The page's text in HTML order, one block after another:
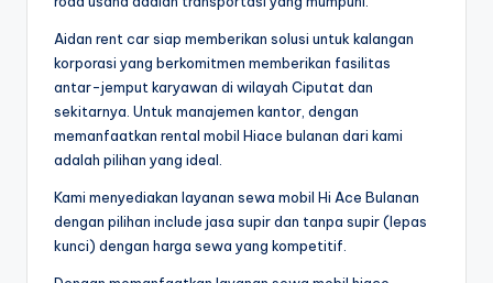
Aidan rent car siap memberikan solusi untuk kalangan
korporasi yang berkomitmen memberikan fasilitas
antar-jemput karyawan di wilayah Ciputat dan
sekitarnya. Untuk manajemen kantor, dengan
memanfaatkan rental mobil Hiace bulanan dari kami
adalah pilihan yang ideal.
Kami menyediakan layanan sewa mobil Hi Ace Bulanan
dengan pilihan include jasa supir dan tanpa supir (lepas
kunci) dengan harga sewa yang kompetitif.